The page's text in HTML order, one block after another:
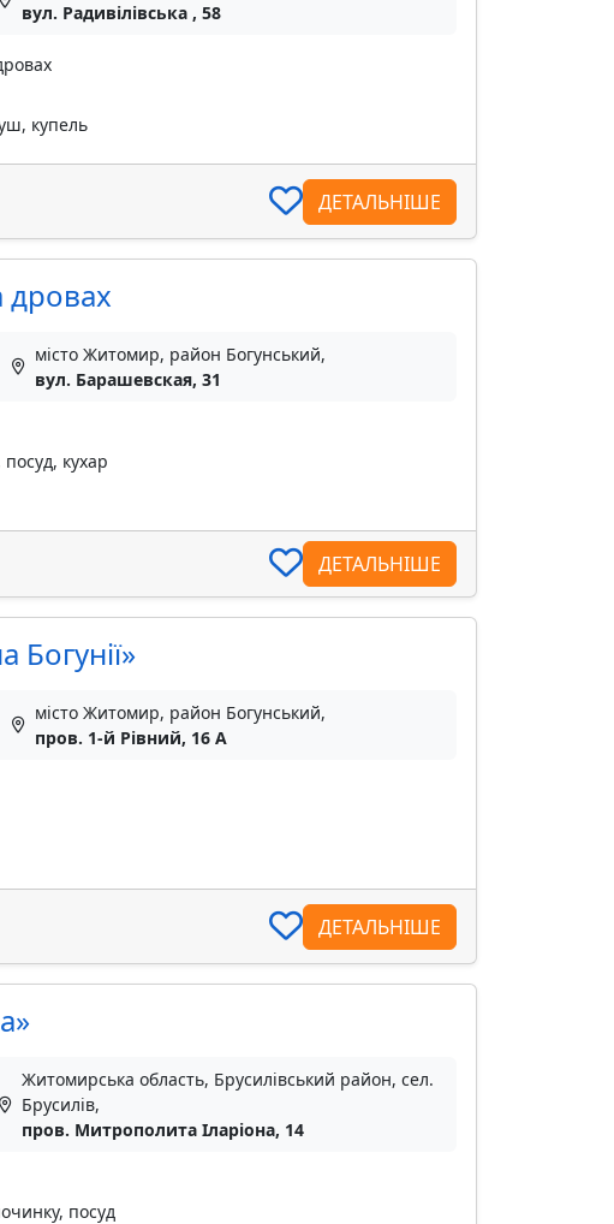
вул. Радивілівська , 58
купель
ДЕТАЛЬНІШЕ
дровах
місто Житомир, район Богунський,
вул. Барашевская, 31
кухар
ДЕТАЛЬНІШЕ
Богунії»
місто Житомир, район Богунський,
пров. 1-й Рівний, 16 А
ДЕТАЛЬНІШЕ
Житомирська область, Брусилівський район, сел.
Брусилів,
пров. Митрополита Іларіона, 14
посуд